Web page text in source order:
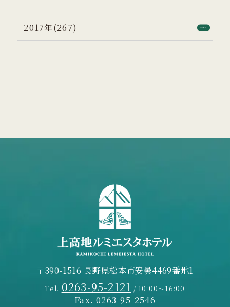
2017年(267)
〒390-1516 長野県松本市安曇4469番地1
Tel. 0263-95-2121 / 10:00～16:00
Fax. 0263-95-2546